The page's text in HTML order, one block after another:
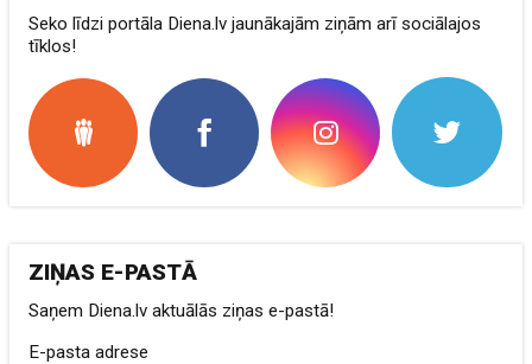
Seko līdzi portāla Diena.lv jaunākajām ziņām arī sociālajos
tīklos!
ZIŅAS E-PASTĀ
Saņem Diena.lv aktuālās ziņas e-pastā!
E-pasta adrese